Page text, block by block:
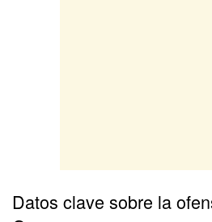
Datos clave sobre la